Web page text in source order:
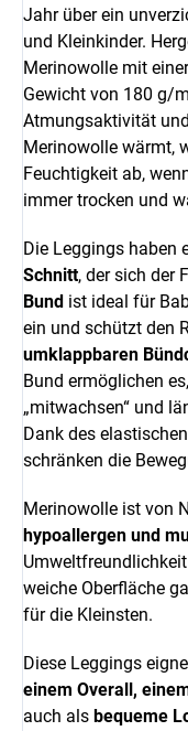
Jahr über ein
und Kleinkinder.
Merinowolle mit
Gewicht von 180 g/
Atmungsaktivität
Merinowolle wärmt,
Feuchtigkeit ab,
immer trocken und
Die Leggings haben
Schnitt, der sich der
Bund ist ideal für
ein und schützt den
umklappbaren
Bund ermöglichen
„mitwachsen“ und
Dank des
schränken die
Merinowolle ist von
hypoallergen und
weiche Oberfläche
für die Kleinsten.
Diese Leggings
einem Overall,
auch als bequeme